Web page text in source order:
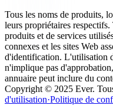
Tous les noms de produits,
leurs propriétaires
produits et de services
connexes et les sites Web
d'identification. L'utilisation
n'implique pas
annuaire peut inclure du
Copyright © 2025 Ever.
d'utilisation·Politique de